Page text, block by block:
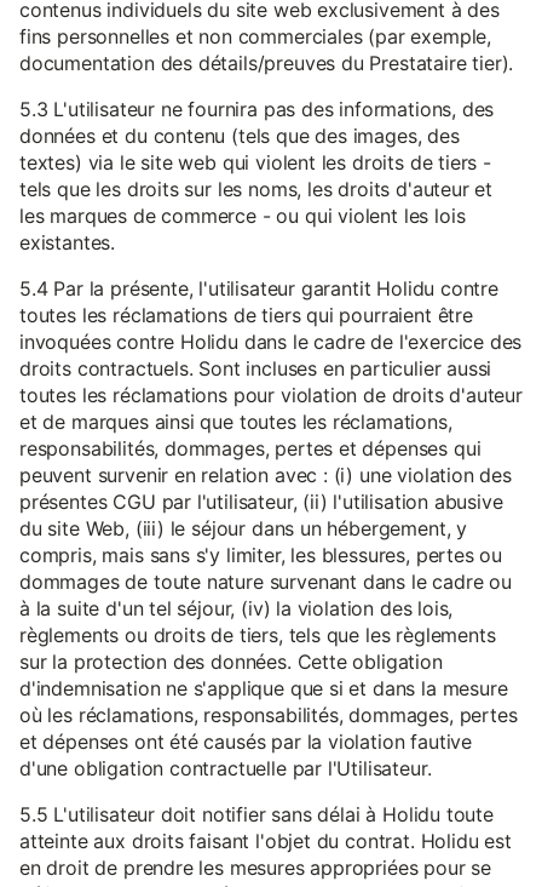
contenus individuels du site web exclusivement à des
fins personnelles et non commerciales (par exemple,
documentation des détails/preuves du Prestataire tier).
5.3 L'utilisateur ne fournira pas des informations, des
données et du contenu (tels que des images, des
textes) via le site web qui violent les droits de tiers -
tels que les droits sur les noms, les droits d'auteur et
les marques de commerce - ou qui violent les lois
existantes.
5.4 Par la présente, l'utilisateur garantit Holidu contre
toutes les réclamations de tiers qui pourraient être
invoquées contre Holidu dans le cadre de l'exercice des
droits contractuels. Sont incluses en particulier aussi
toutes les réclamations pour violation de droits d'auteur
et de marques ainsi que toutes les réclamations,
responsabilités, dommages, pertes et dépenses qui
peuvent survenir en relation avec : (i) une violation des
présentes CGU par l'utilisateur, (ii) l'utilisation abusive
du site Web, (iii) le séjour dans un hébergement, y
compris, mais sans s'y limiter, les blessures, pertes ou
dommages de toute nature survenant dans le cadre ou
à la suite d'un tel séjour, (iv) la violation des lois,
règlements ou droits de tiers, tels que les règlements
sur la protection des données. Cette obligation
d'indemnisation ne s'applique que si et dans la mesure
où les réclamations, responsabilités, dommages, pertes
et dépenses ont été causés par la violation fautive
d'une obligation contractuelle par l'Utilisateur.
5.5 L'utilisateur doit notifier sans délai à Holidu toute
atteinte aux droits faisant l'objet du contrat. Holidu est
en droit de prendre les mesures appropriées pour se